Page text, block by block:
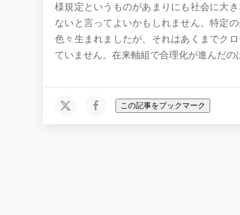
様規定というものがあまりにも社会に大
ないと言ってよいかもしれません。特定
色々生まれましたが、それはあくまでク
ていません。在来軸組で合理化が進んだの
この記事をブックマーク